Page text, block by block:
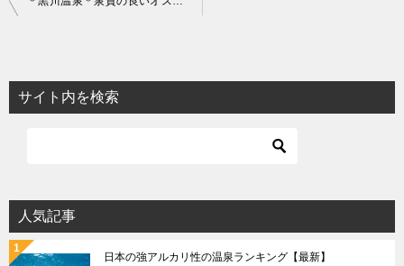
ビ
ゲ
ョ
ン
サイト内を検索
人気記事
日本の強アルカリ性の温泉ランキング【最新】